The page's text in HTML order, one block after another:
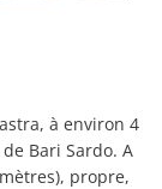
à environ 4
Bari Sardo. A
propre,